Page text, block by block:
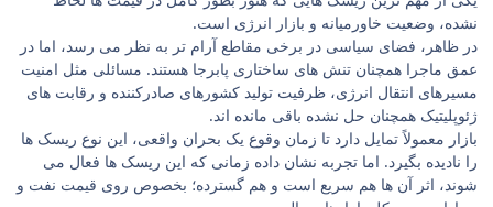
نشده، وضعیت خاورمیانه و بازار انرژی است.
در ظاهر، فضای سیاسی در برخی مقاطع آرام‌ تر به نظر می ‌رسد، اما در
عمق ماجرا همچنان تنش ‌های ساختاری پابرجا هستند. مسائلی مثل امنیت
مسیرهای انتقال انرژی، ظرفیت تولید کشورهای صادرکننده و رقابت ‌های
ژئوپلیتیک همچنان حل نشده باقی مانده ‌اند.
بازار معمولاً تمایل دارد تا زمان وقوع یک بحران واقعی، این نوع ریسک‌ ها
را نادیده بگیرد. اما تجربه نشان داده زمانی که این ریسک ‌ها فعال می‌
شوند، اثر آن ‌ها هم سریع است و هم گسترده؛ بخصوص روی قیمت نفت و